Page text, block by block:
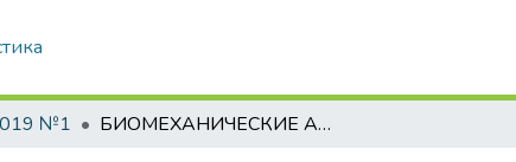
№1 БИОМЕХАНИЧЕСКИЕ АСПЕКТЫ СОВЕРШЕНСТВОВАНИЯ ДВИГАТЕЛЬНЫХ ДЕЙСТВИЙ В СПОРТЕ